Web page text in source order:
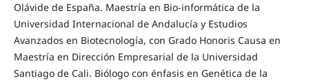
Olávide de España. Maestría en Bio-informática de la
Universidad Internacional de Andalucía y Estudios
Avanzados en Biotecnología, con Grado Honoris Causa en
Maestría en Dirección Empresarial de la Universidad
Santiago de Cali. Biólogo con énfasis en Genética de la